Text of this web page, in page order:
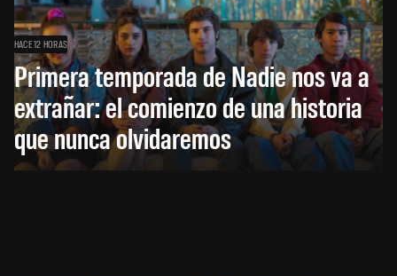
HACE 12 HORAS
Primera temporada de Nadie nos va a
extrañar: el comienzo de una historia
que nunca olvidaremos